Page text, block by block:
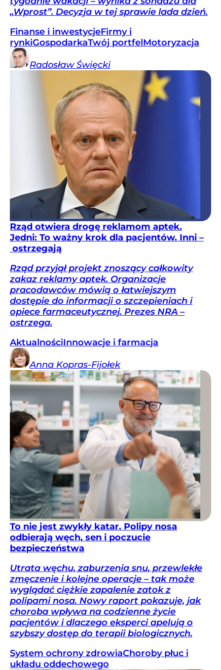
„Wprost”. Decyzja w tej sprawie lada dzień.
Finanse i inwestycjeFirmy i
rynkiGospodarkaTwój portfelMotoryzacja
Radosław Święcki
Rząd otwiera drogę reklamom aptek.
Jedni: To ważny krok dla pacjentów. Inni –
ostrzegają
Rząd przyjął projekt znoszący całkowity
zakaz reklamy aptek. Organizacje
pracodawców mówią o łatwiejszym
dostępie do informacji o szczepieniach i
opiece farmaceutycznej. Prezes NRA –
ostrzega.
AktualnościInnowacje i farmacja
Anna Kopras-Fijołek
To nie jest zwykły katar. Polipy nosa
odbierają węch, sen i poczucie
bezpieczeństwa
Utrata węchu, zaburzenia snu, przewlekłe
zmęczenie i kolejne operacje – tak może
wyglądać ciężkie zapalenie zatok z
polipami nosa. Nowy raport pokazuje, jak
choroba wpływa na codzienne życie
pacjentów i dlaczego eksperci apelują o
szybszy dostęp do terapii biologicznych.
System ochrony zdrowiaChoroby płuc i
układu oddechowego